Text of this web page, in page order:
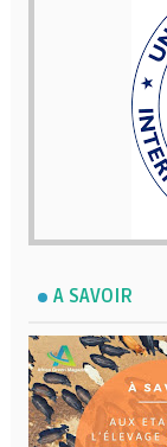
A SAVOIR